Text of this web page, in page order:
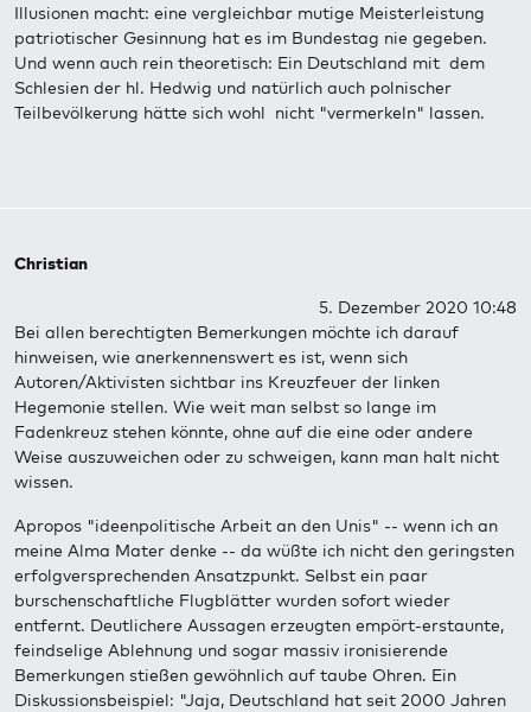
Illusionen macht: eine vergleichbar mutige Meisterleistung
patriotischer Gesinnung hat es im Bundestag nie gegeben.
Und wenn auch rein theoretisch: Ein Deutschland mit dem
Schlesien der hl. Hedwig und natürlich auch polnischer
Teilbevölkerung hätte sich wohl nicht "vermerkeln" lassen.
Christian
5. Dezember 2020 10:48
Bei allen berechtigten Bemerkungen möchte ich darauf
hinweisen, wie anerkennenswert es ist, wenn sich
Autoren/Aktivisten sichtbar ins Kreuzfeuer der linken
Hegemonie stellen. Wie weit man selbst so lange im
Fadenkreuz stehen könnte, ohne auf die eine oder andere
Weise auszuweichen oder zu schweigen, kann man halt nicht
wissen.
Apropos "ideenpolitische Arbeit an den Unis" -- wenn ich an
meine Alma Mater denke -- da wüßte ich nicht den geringsten
erfolgversprechenden Ansatzpunkt. Selbst ein paar
burschenschaftliche Flugblätter wurden sofort wieder
entfernt. Deutlichere Aussagen erzeugten empört-erstaunte,
feindselige Ablehnung und sogar massiv ironisierende
Bemerkungen stießen gewöhnlich auf taube Ohren. Ein
Diskussionsbeispiel: "Jaja, Deutschland hat seit 2000 Jahren